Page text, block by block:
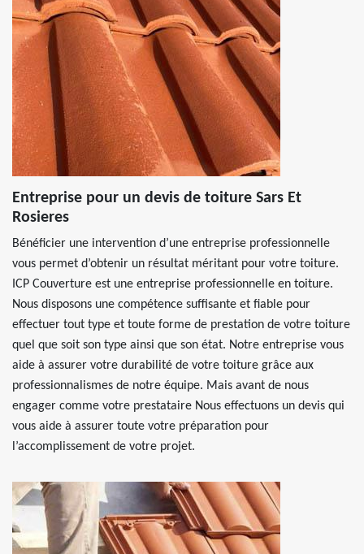
Entreprise pour un devis de toiture Sars Et
Rosieres
Bénéficier une intervention d’une entreprise professionnelle
vous permet d’obtenir un résultat méritant pour votre toiture.
ICP Couverture est une entreprise professionnelle en toiture.
Nous disposons une compétence suffisante et fiable pour
effectuer tout type et toute forme de prestation de votre toiture
quel que soit son type ainsi que son état. Notre entreprise vous
aide à assurer votre durabilité de votre toiture grâce aux
professionnalismes de notre équipe. Mais avant de nous
engager comme votre prestataire Nous effectuons un devis qui
vous aide à assurer toute votre préparation pour
l’accomplissement de votre projet.